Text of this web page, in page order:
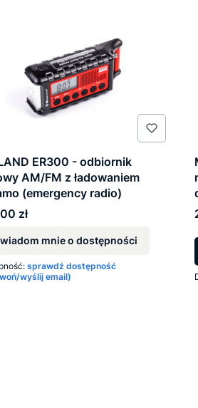
ER300 - odbiornik
AM/FM z ładowaniem
(emergency radio)
zł
mnie o dostępności
sprawdź dostępność
wyślij email)